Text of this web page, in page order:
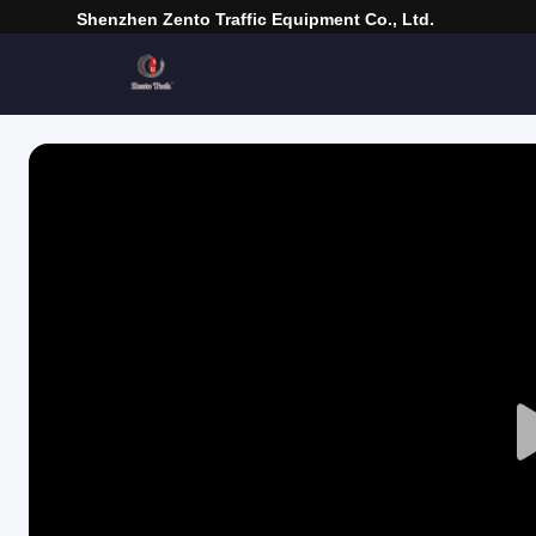
Shenzhen Zento Traffic Equipment Co., Ltd.